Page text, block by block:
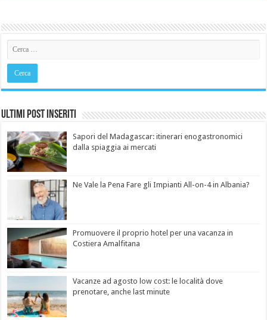
Ultimi Post Inseriti
Sapori del Madagascar: itinerari enogastronomici
dalla spiaggia ai mercati
Ne Vale la Pena Fare gli Impianti All-on-4 in Albania?
Promuovere il proprio hotel per una vacanza in
Costiera Amalfitana
Vacanze ad agosto low cost: le località dove
prenotare, anche last minute